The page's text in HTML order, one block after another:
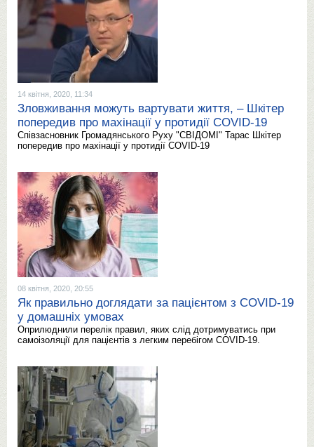
14 квітня, 2020, 11:34
Зловживання можуть вартувати життя, – Шкітер
попередив про махінації у протидії COVID-19
Співзасновник Громадянського Руху "СВІДОМІ" Тарас Шкітер
попередив про махінації у протидії COVID-19
08 квітня, 2020, 20:55
Як правильно доглядати за пацієнтом з COVID-19
у домашніх умовах
Оприлюднили перелік правил, яких слід дотримуватись при
самоізоляції для пацієнтів з легким перебігом COVID-19.